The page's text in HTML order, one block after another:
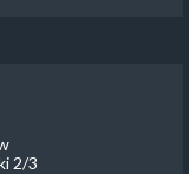
2/3